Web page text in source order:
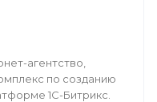
агентство,
по созданию
1С-Битрикс.